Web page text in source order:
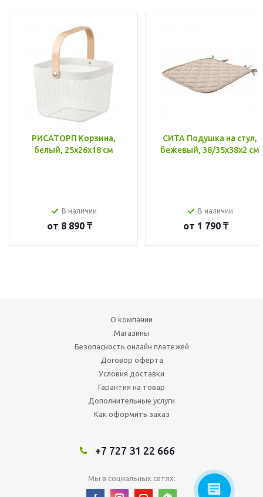
РИСАТОРП Корзина,
белый, 25x26x18 см
В наличии
от 8 890 ₸
СИТА Подушка на стул,
бежевый, 38/35x38x2 см
В наличии
от 1 790 ₸
О компании
Магазины
Безопасность онлайн платежей
Договор оферта
Условия доставки
Гарантия на товар
Дополнительные услуги
Как оформить заказ
+7 727 31 22 666
Мы в социальных сетях: